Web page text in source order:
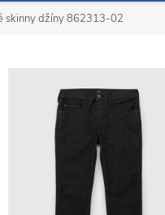
skinny džíny 862313-02